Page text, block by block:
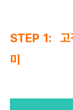
STEP 1: 고
미